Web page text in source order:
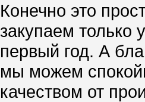
Конечно это
закупаем только
первый год. А
мы можем
качеством от